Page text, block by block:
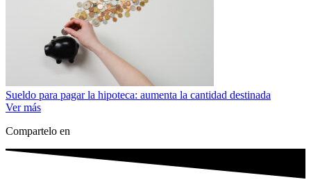
Sueldo para pagar la hipoteca: aumenta la cantidad destinada
Ver más
Compartelo en